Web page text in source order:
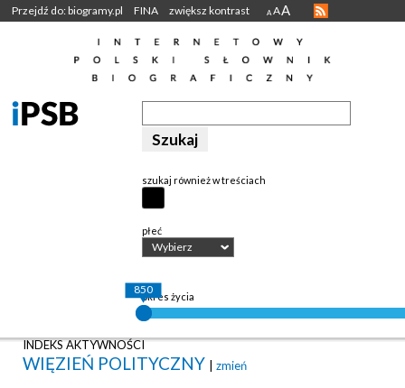
Przejdź do: biogramy.pl FINA zwiększ kontrast A AA
szukaj również w treściach
płeć
Wybierz
okres życia
850
INDEKS AKTYWNOŚCI
WIĘZIEŃ POLITYCZNY | zmień